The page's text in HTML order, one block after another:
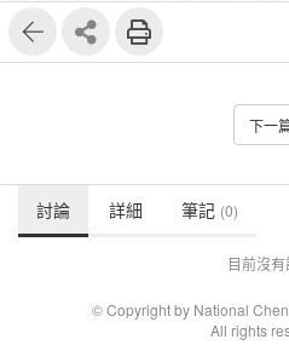
下一
討論 詳細 筆記 (0)
目前沒
© Copyright by National
All rights